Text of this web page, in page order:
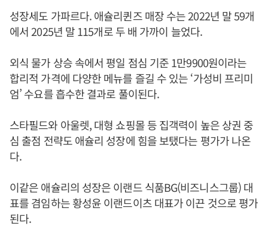
성장세도 가파르다. 애슐리퀸즈 매장 수는 2022년 말 59개
에서 2025년 말 115개로 두 배 가까이 늘었다.
외식 물가 상승 속에서 평일 점심 기준 1만9900원이라는
합리적 가격에 다양한 메뉴를 즐길 수 있는 ‘가성비 프리미
엄’ 수요를 흡수한 결과로 풀이된다.
스타필드와 아울렛, 대형 쇼핑몰 등 집객력이 높은 상권 중
심 출점 전략도 애슐리 성장에 힘을 보탰다는 평가가 나온
다.
이같은 애슐리의 성장은 이랜드 식품BG(비즈니스그룹) 대
표를 겸임하는 황성윤 이랜드이츠 대표가 이끈 것으로 평가
된다.